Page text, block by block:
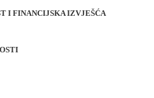
I FINANCIJSKA IZVJEŠĆA